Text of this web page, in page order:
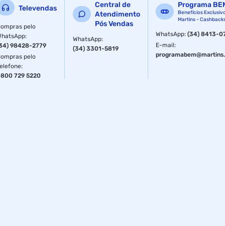
Televendas
pelo
:
98428-2779
pelo
:
729 5220
Central de
Atendimento
Pós Vendas
WhatsApp:
(34) 3301-5819
Programa
Benefícios
Martins -
WhatsApp:(34) 8413-
E-mail: